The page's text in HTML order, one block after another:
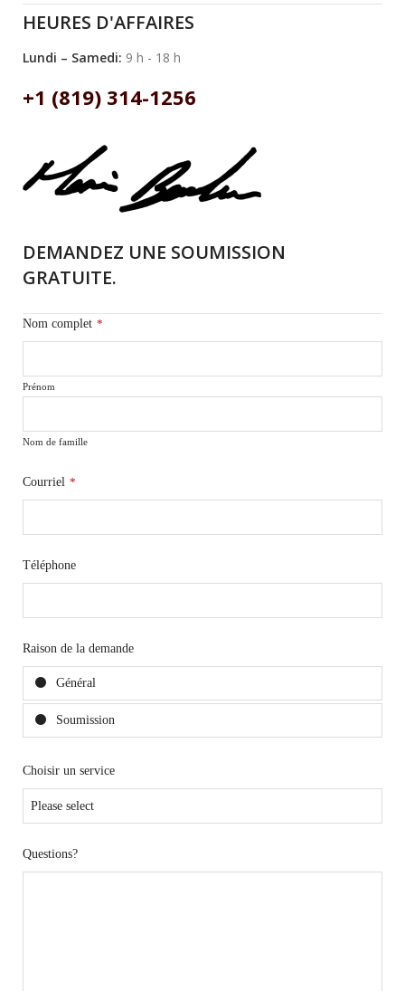
HEURES D'AFFAIRES
Lundi – Samedi: 9 h - 18 h
+1 (819) 314-1256
DEMANDEZ UNE SOUMISSION
GRATUITE.
Nom complet *
Prénom
Nom de famille
Courriel *
Téléphone
Raison de la demande
Général
Soumission
Choisir un service
Questions?